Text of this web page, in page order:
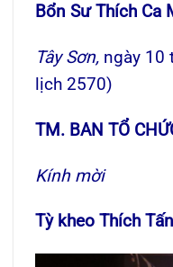
Bổn Sư Thích Ca
Tây Sơn, ngày 10
lịch 2570)
TM. BAN TỔ
Kính mời
Tỳ kheo Thích